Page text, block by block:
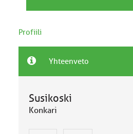
Profiili
Yhteenveto
Susikoski
Konkari